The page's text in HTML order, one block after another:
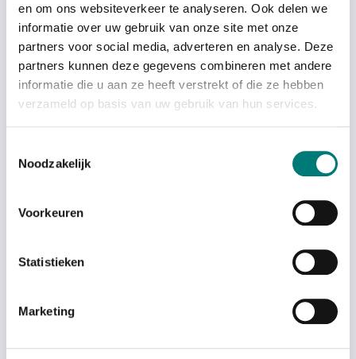
en om ons websiteverkeer te analyseren. Ook delen we
informatie over uw gebruik van onze site met onze
partners voor social media, adverteren en analyse. Deze
partners kunnen deze gegevens combineren met andere
informatie die u aan ze heeft verstrekt of die ze hebben
verzameld op basis van uw gebruik van hun services.
Noodzakelijk
Voorkeuren
Statistieken
Marketing
Itowa® battery BT7216MH
€100,41 each
Itowa® battery
BT3613MH3A Tunner
€98,77 each